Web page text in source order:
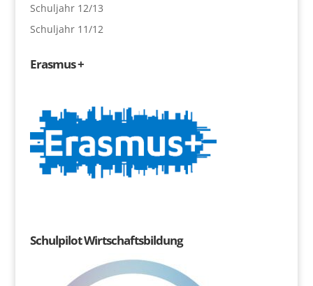
Schuljahr 12/13
Schuljahr 11/12
Erasmus +
Schulpilot Wirtschaftsbildung